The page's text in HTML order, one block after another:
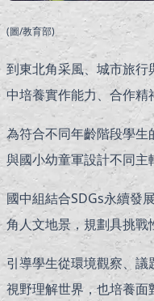
(圖/教育部)
到東北角采風、城市旅
中培養實作能力、合作精
為符合不同年齡階段學
與國小幼童軍設計不同主
國中組結合SDGs永續發
角人文地景，規劃具挑戰
引導學生從環境觀察、
視野理解世界，也培養